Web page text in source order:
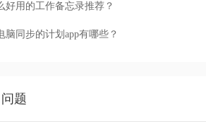
好用的工作备忘录推荐？
脑同步的计划app有哪些？
题